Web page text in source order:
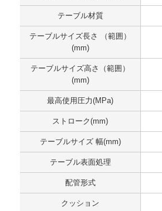
テーブル材質
テーブルサイズ長さ （範囲）
(mm)
テーブルサイズ高さ（範囲）
(mm)
最高使用圧力(MPa)
ストローク(mm)
テーブルサイズ 幅(mm)
テーブル表面処理
配管形式
クッション